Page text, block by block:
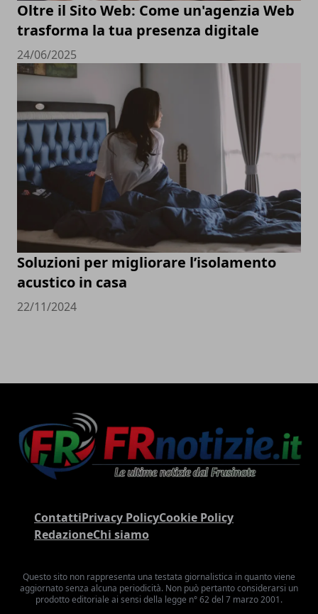
Oltre il Sito Web: Come un'agenzia Web
trasforma la tua presenza digitale
24/06/2025
Soluzioni per migliorare l’isolamento
acustico in casa
22/11/2024
ContattiPrivacy PolicyCookie Policy
RedazioneChi siamo
Questo sito non rappresenta una testata giornalistica in quanto viene
aggiornato senza alcuna periodicità. Non può pertanto considerarsi un
prodotto editoriale ai sensi della legge n° 62 del 7 marzo 2001.